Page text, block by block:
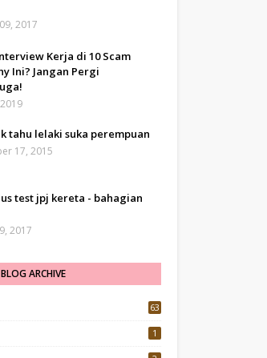
2017
Kerja di 10 Scam
Ini? Jangan Pergi
tahu lelaki suka perempuan
17, 2015
test jpj kereta - bahagian
2017
ARCHIVE
63
1